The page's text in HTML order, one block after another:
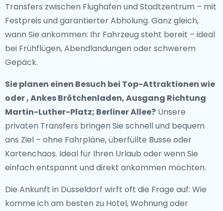
Transfers zwischen Flughafen und Stadtzentrum – mit
Festpreis und garantierter Abholung. Ganz gleich,
wann Sie ankommen: Ihr Fahrzeug steht bereit – ideal
bei Frühflügen, Abendlandungen oder schwerem
Gepäck.
Sie planen einen Besuch bei Top-Attraktionen wie
oder , Ankes Brötchenladen, Ausgang Richtung
Martin-Luther-Platz; Berliner Allee? Unsere
privaten Transfers bringen Sie schnell und bequem
ans Ziel – ohne Fahrpläne, überfüllte Busse oder
Kartenchaos. Ideal für Ihren Urlaub oder wenn Sie
einfach entspannt und direkt ankommen möchten.
Die Ankunft in Düsseldorf wirft oft die Frage auf: Wie
komme ich am besten zu Hotel, Wohnung oder